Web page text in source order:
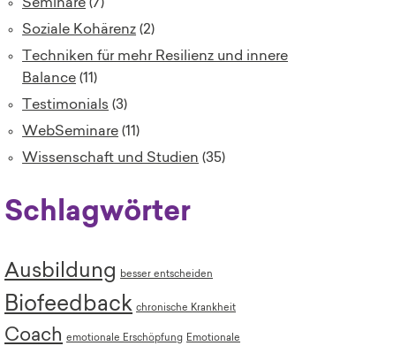
Seminare (7)
Soziale Kohärenz (2)
Techniken für mehr Resilienz und innere
Balance (11)
Testimonials (3)
WebSeminare (11)
Wissenschaft und Studien (35)
Schlagwörter
Ausbildung besser entscheiden
Biofeedback chronische Krankheit
Coach emotionale Erschöpfung Emotionale